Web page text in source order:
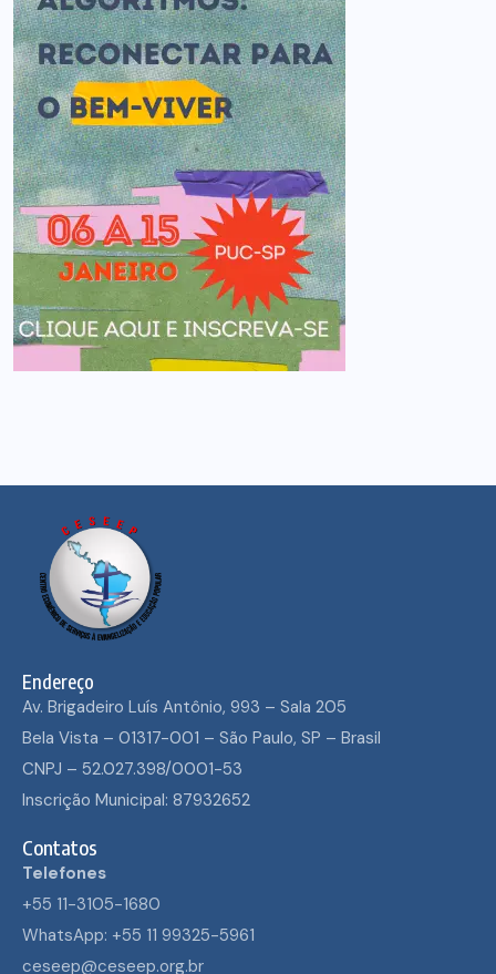
Endereço
Av. Brigadeiro Luís Antônio, 993 – Sala 205
Bela Vista – 01317-001 – São Paulo, SP – Brasil
CNPJ – 52.027.398/0001-53
Inscrição Municipal: 87932652
Contatos
Telefones
+55 11-3105-1680
WhatsApp: +55 11 99325-5961
ceseep@ceseep.org.br